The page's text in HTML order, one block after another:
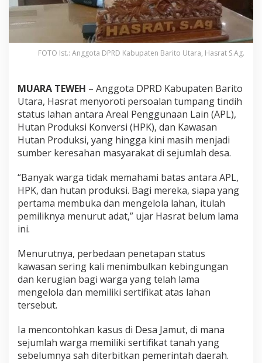
FOTO Ist.: Anggota DPRD Kabupaten Barito Utara, Hasrat S.Ag.
MUARA TEWEH – Anggota DPRD Kabupaten Barito
Utara, Hasrat menyoroti persoalan tumpang tindih
status lahan antara Areal Penggunaan Lain (APL),
Hutan Produksi Konversi (HPK), dan Kawasan
Hutan Produksi, yang hingga kini masih menjadi
sumber keresahan masyarakat di sejumlah desa.
“Banyak warga tidak memahami batas antara APL,
HPK, dan hutan produksi. Bagi mereka, siapa yang
pertama membuka dan mengelola lahan, itulah
pemiliknya menurut adat,” ujar Hasrat belum lama
ini.
Menurutnya, perbedaan penetapan status
kawasan sering kali menimbulkan kebingungan
dan kerugian bagi warga yang telah lama
mengelola dan memiliki sertifikat atas lahan
tersebut.
Ia mencontohkan kasus di Desa Jamut, di mana
sejumlah warga memiliki sertifikat tanah yang
sebelumnya sah diterbitkan pemerintah daerah.